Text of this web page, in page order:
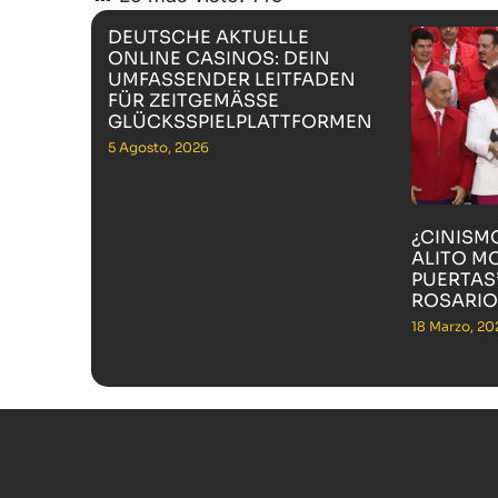
DEUTSCHE AKTUELLE
ONLINE CASINOS: DEIN
UMFASSENDER LEITFADEN
FÜR ZEITGEMÄSSE G
LÜCKSSPIELPLATTFORMEN
5 Agosto, 2026
ALITO
18 Marzo,